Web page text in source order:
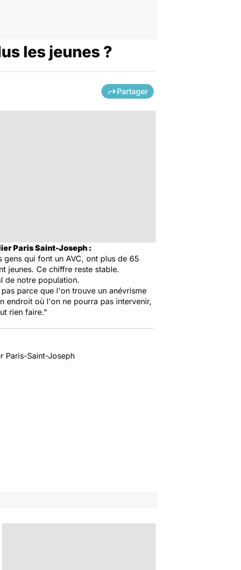
les jeunes ?
Partager
Paris Saint-Joseph :
gens qui font un AVC, ont plus de 65
jeunes. Ce chiffre reste stable.
de notre population.
parce que l'on trouve un anévrisme
endroit où l'on ne pourra pas intervenir,
rien faire."
Paris-Saint-Joseph